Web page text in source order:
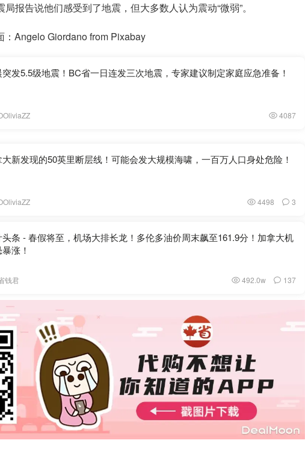
报告说他们感受到了地震，但大多数人认为震动“微弱”。
：Angelo Giordano from Pixabay
发5.5级地震！BC省一日连发三次地震，专家建议制定家庭应急准备！
4087
大新发现的50英里断层线！可能会发大规模海啸，一百万人口身处危险！
4498 3
条 - 春假将至，机场大排长龙！多伦多油价周末飙至161.9分！加拿大机
涨！
钱君 492.0w 137